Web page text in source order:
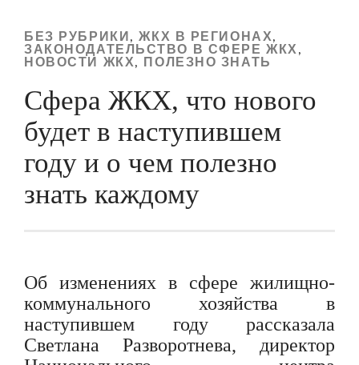
БЕЗ РУБРИКИ ,ЖКХ В РЕГИОНАХ,
ЗАКОНОДАТЕЛЬСТВО В СФЕРЕ ЖКХ ,
НОВОСТИ ЖКХ, ПОЛЕЗНО ЗНАТЬ
Сфера ЖКХ, что нового
будет в наступившем
году и о чем полезно
знать каждому
Об изменениях в сфере жилищно-
коммунального хозяйства в
наступившем году рассказала
Светлана Разворотнева, директор